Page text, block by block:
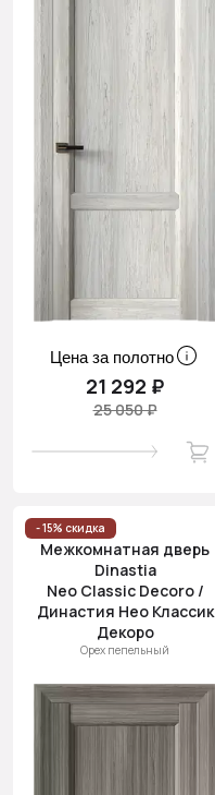
Цена за полотно
21 292 ₽
25 050 ₽
- 15% скидка
Межкомнатная дверь
Dinastia
Neo Classic Decoro /
Династия Нео Классик
Декоро
Орех пепельный